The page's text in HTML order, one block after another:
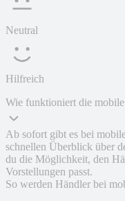
Neutral
Hilfreich
Wie funktioniert die
Ab sofort gibt es bei
schnellen Überblick über
du die Möglichkeit, den
Vorstellungen passt.
So werden Händler bei